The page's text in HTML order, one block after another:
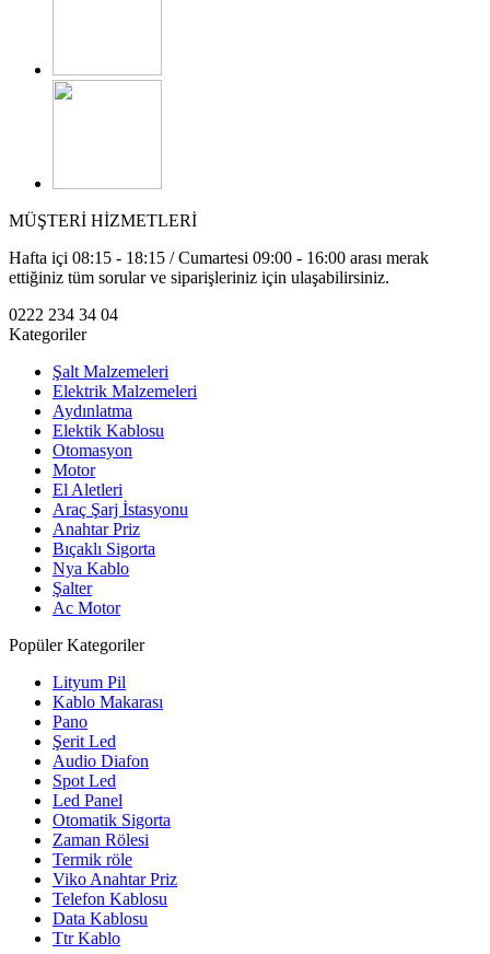
MÜŞTERİ HİZMETLERİ
Hafta içi 08:15 - 18:15 / Cumartesi 09:00 - 16:00 arası merak
ettiğiniz tüm sorular ve siparişleriniz için ulaşabilirsiniz.
0222 234 34 04
Kategoriler
Şalt Malzemeleri
Elektrik Malzemeleri
Aydınlatma
Elektik Kablosu
Otomasyon
Motor
El Aletleri
Araç Şarj İstasyonu
Anahtar Priz
Bıçaklı Sigorta
Nya Kablo
Şalter
Ac Motor
Popüler Kategoriler
Lityum Pil
Kablo Makarası
Pano
Şerit Led
Audio Diafon
Spot Led
Led Panel
Otomatik Sigorta
Zaman Rölesi
Termik röle
Viko Anahtar Priz
Telefon Kablosu
Data Kablosu
Ttr Kablo